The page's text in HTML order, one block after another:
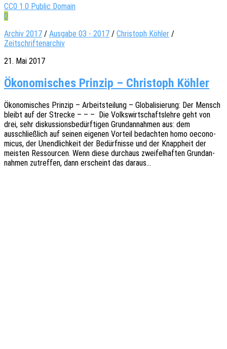
CC0 1.0 Public Domain
0
Archiv 2017 / Ausgabe 03 - 2017 / Christoph Köhler /
Zeitschriftenarchiv
21. Mai 2017
Ökonomisches Prinzip – Christoph Köhler
Ökono­mi­sches Prin­zip – Arbeits­tei­lung – Globa­li­sie­rung: Der Mensch
bleibt auf der Stre­cke – – – Die Volks­wirt­schafts­leh­re geht von
drei, sehr diskus­si­ons­be­dürf­ti­gen Grund­an­nah­men aus: dem
ausschließ­lich auf seinen eige­nen Vorteil bedach­ten homo oeco­no­
mic­us, der Unend­lich­keit der Bedürf­nis­se und der Knapp­heit der
meis­ten Ressour­cen. Wenn diese durch­aus zwei­fel­haf­ten Grund­an­
nah­men zutref­fen, dann erscheint das daraus…